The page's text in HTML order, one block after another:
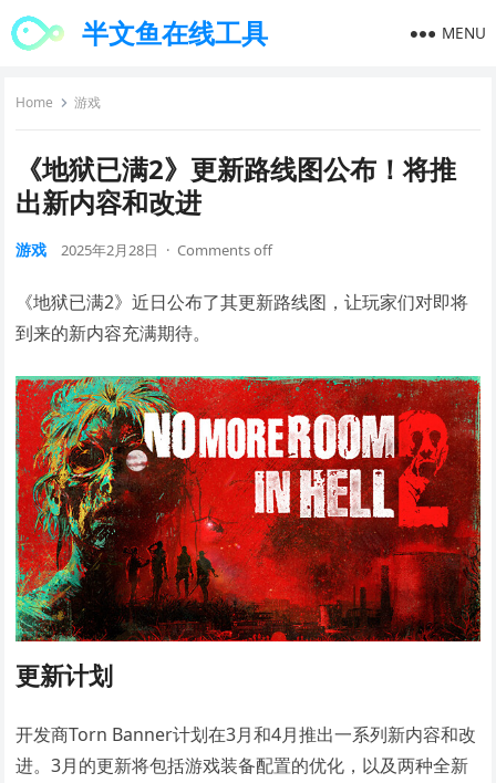
半文鱼在线工具 MENU
Home 游戏
《地狱已满2》更新路线图公布！将推
出新内容和改进
游戏 2025年2月28日 · Comments off
《地狱已满2》近日公布了其更新路线图，让玩家们对即将
到来的新内容充满期待。
更新计划
开发商Torn Banner计划在3月和4月推出一系列新内容和改
进。3月的更新将包括游戏装备配置的优化，以及两种全新